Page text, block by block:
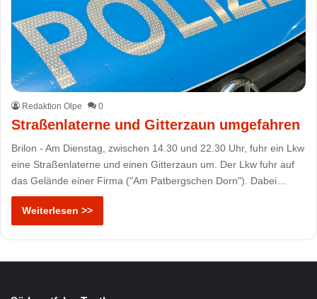
Redaktion Olpe 0
Straßenlaterne und Gitterzaun umgefahren
Brilon - Am Dienstag, zwischen 14.30 und 22.30 Uhr, fuhr ein Lkw
eine Straßenlaterne und einen Gitterzaun um. Der Lkw fuhr auf
das Gelände einer Firma ("Am Patbergschen Dorn"). Dabei…
Weiterlesen >>